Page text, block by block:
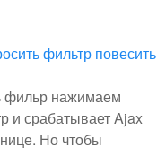
фильтр повесить
фильр нажимаем
и срабатывает Ajax
Но чтобы